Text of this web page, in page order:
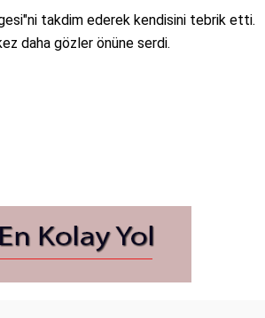
takdim ederek kendisini tebrik etti.
daha gözler önüne serdi.